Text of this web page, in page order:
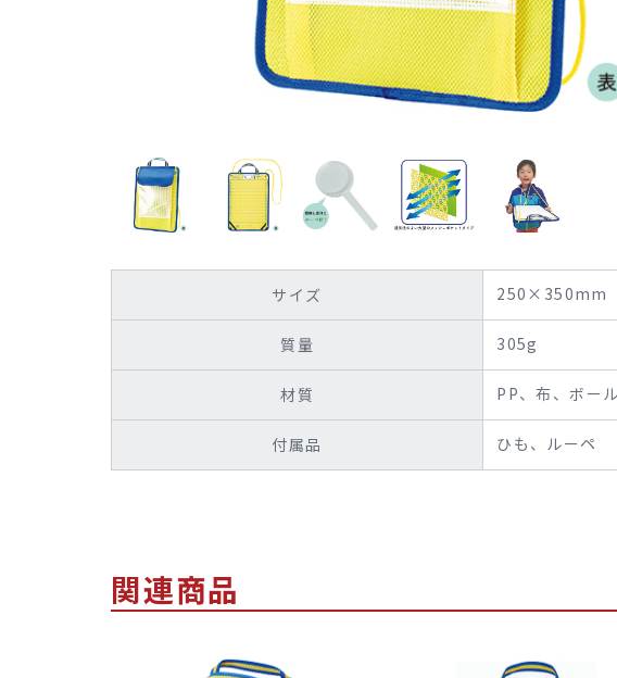
サイズ 250×350mm
質量 305g
材質 PP、布、ボー
付属品 ひも、ルーペ
関連商品